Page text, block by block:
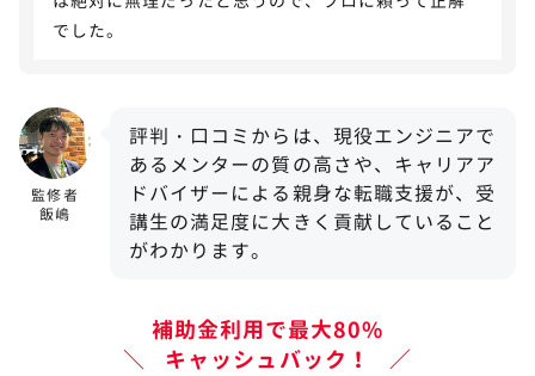
でした。
監修者
飯嶋
評判・口コミからは、現役エンジニアで
あるメンターの質の高さや、キャリアア
ドバイザーによる親身な転職支援が、受
講生の満足度に大きく貢献していること
がわかります。
補助金利用で最大80%
キャッシュバック！